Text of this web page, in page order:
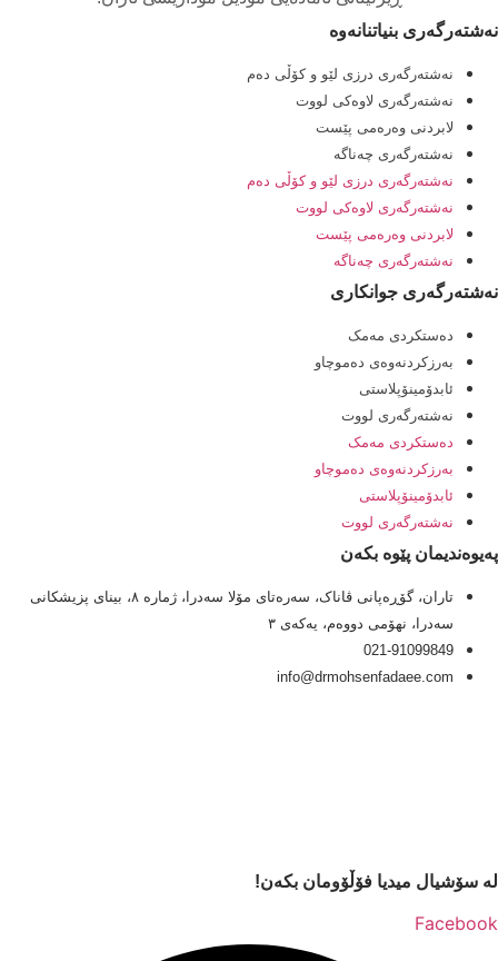
نەشتەرگەری بنیاتنانەوە
نەشتەرگەری درزی لێو و کۆڵی دەم
نەشتەرگەری لاوەکی لووت
لابردنی وەرەمی پێست
نەشتەرگەری چەناگە
نەشتەرگەری درزی لێو و کۆڵی دەم
نەشتەرگەری لاوەکی لووت
لابردنی وەرەمی پێست
نەشتەرگەری چەناگە
نەشتەرگەری جوانکاری
دەستکردی مەمک
بەرزکردنەوەی دەموچاو
ئابدۆمینۆپلاستی
نەشتەرگەری لووت
دەستکردی مەمک
بەرزکردنەوەی دەموچاو
ئابدۆمینۆپلاستی
نەشتەرگەری لووت
پەیوەندیمان پێوە بکەن
تاران، گۆڕەپانی ڤاناک، سەرەتای مۆلا سەدرا، ژمارە ٨، بینای پزیشکانی
سەدرا، نهۆمی دووەم، یەکەی ٣
021-91099849
info@drmohsenfadaee.com
لە سۆشیال میدیا فۆڵۆومان بکەن!
Facebook